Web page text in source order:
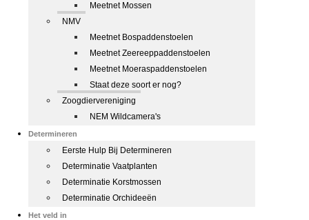
Meetnet Mossen
NMV
Meetnet Bospaddenstoelen
Meetnet Zeereeppaddenstoelen
Meetnet Moeraspaddenstoelen
Staat deze soort er nog?
Zoogdiervereniging
NEM Wildcamera's
Determineren
Eerste Hulp Bij Determineren
Determinatie Vaatplanten
Determinatie Korstmossen
Determinatie Orchideeën
Het veld in